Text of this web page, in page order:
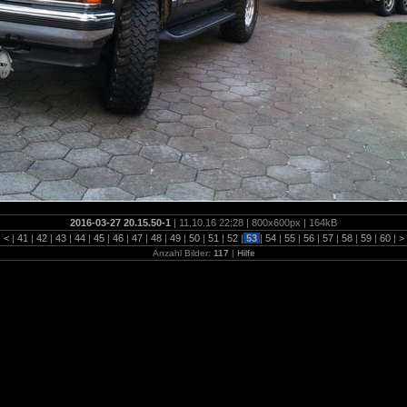
2016-03-27 20.15.50-1 | 11.10.16 22:28 | 800x600px | 164kB
< | 41 | 42 | 43 | 44 | 45 | 46 | 47 | 48 | 49 | 50 | 51 | 52 | 53 | 54 | 55 | 56 | 57 | 58 | 59 | 60 | >
Anzahl Bilder: 117 | Hilfe